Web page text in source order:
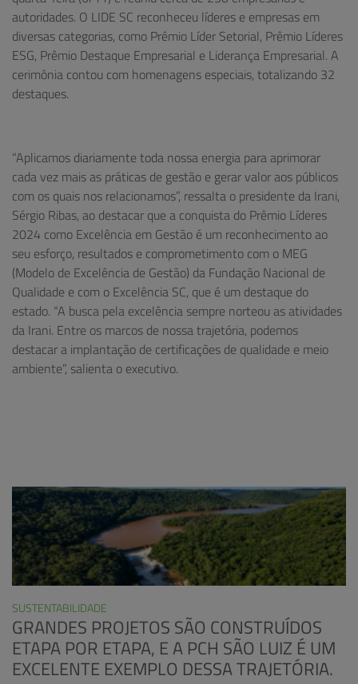
autoridades. O LIDE SC reconheceu líderes e empresas em
diversas categorias, como Prêmio Líder Setorial, Prêmio Líderes
ESG, Prêmio Destaque Empresarial e Liderança Empresarial. A
cerimônia contou com homenagens especiais, totalizando 32
destaques.
“Aplicamos diariamente toda nossa energia para aprimorar
cada vez mais as práticas de gestão e gerar valor aos públicos
com os quais nos relacionamos”, ressalta o presidente da Irani,
Sérgio Ribas, ao destacar que a conquista do Prêmio Líderes
2024 como Excelência em Gestão é um reconhecimento ao
seu esforço, resultados e comprometimento com o MEG
(Modelo de Excelência de Gestão) da Fundação Nacional de
Qualidade e com o Excelência SC, que é um destaque do
estado. “A busca pela excelência sempre norteou as atividades
da Irani. Entre os marcos de nossa trajetória, podemos
destacar a implantação de certificações de qualidade e meio
ambiente”, salienta o executivo.
SUSTENTABILIDADE
GRANDES PROJETOS SÃO CONSTRUÍDOS
ETAPA POR ETAPA, E A PCH SÃO LUIZ É UM
EXCELENTE EXEMPLO DESSA TRAJETÓRIA.